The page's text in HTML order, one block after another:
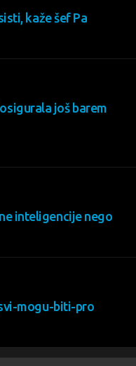
kaže šef Pa
još barem
inteligencije nego
mogu-biti-pro